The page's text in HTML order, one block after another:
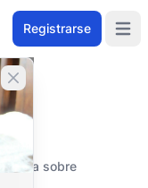
Registrarse
Cerrar banner
Biblia sobre